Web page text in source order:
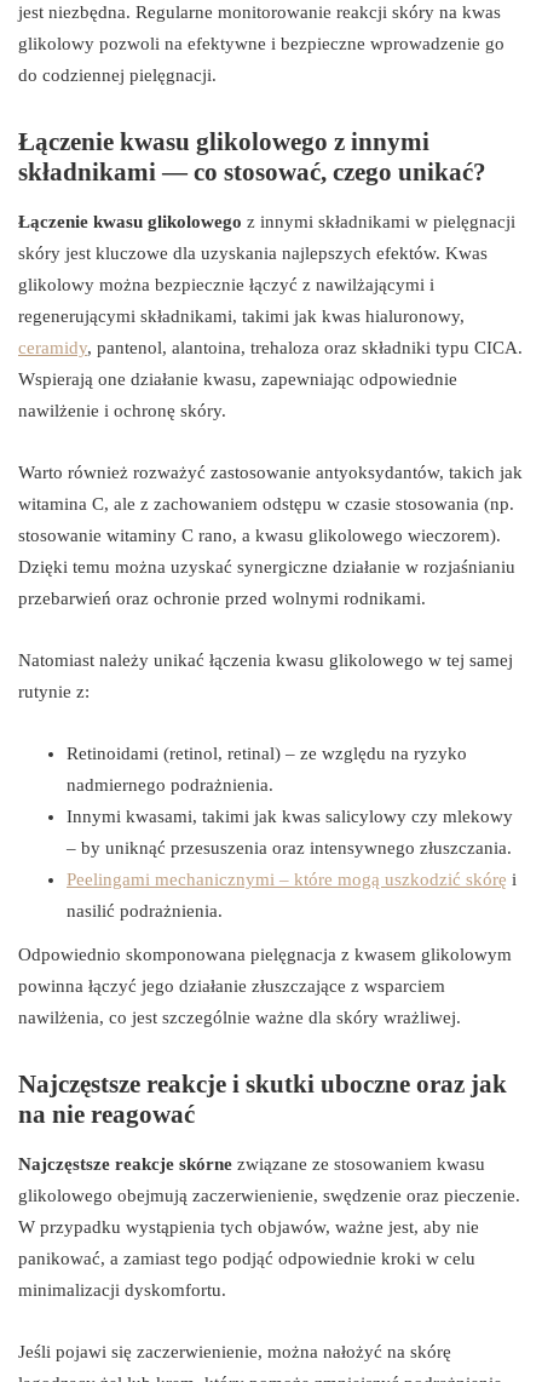
jest niezbędna. Regularne monitorowanie reakcji skóry na kwas
glikolowy pozwoli na efektywne i bezpieczne wprowadzenie go
do codziennej pielęgnacji.
Łączenie kwasu glikolowego z innymi
składnikami — co stosować, czego unikać?
Łączenie kwasu glikolowego z innymi składnikami w pielęgnacji
skóry jest kluczowe dla uzyskania najlepszych efektów. Kwas
glikolowy można bezpiecznie łączyć z nawilżającymi i
regenerującymi składnikami, takimi jak kwas hialuronowy,
ceramidy, pantenol, alantoina, trehaloza oraz składniki typu CICA.
Wspierają one działanie kwasu, zapewniając odpowiednie
nawilżenie i ochronę skóry.
Warto również rozważyć zastosowanie antyoksydantów, takich jak
witamina C, ale z zachowaniem odstępu w czasie stosowania (np.
stosowanie witaminy C rano, a kwasu glikolowego wieczorem).
Dzięki temu można uzyskać synergiczne działanie w rozjaśnianiu
przebarwień oraz ochronie przed wolnymi rodnikami.
Natomiast należy unikać łączenia kwasu glikolowego w tej samej
rutynie z:
Retinoidami (retinol, retinal) – ze względu na ryzyko
nadmiernego podrażnienia.
Innymi kwasami, takimi jak kwas salicylowy czy mlekowy
– by uniknąć przesuszenia oraz intensywnego złuszczania.
Peelingami mechanicznymi – które mogą uszkodzić skórę i
nasilić podrażnienia.
Odpowiednio skomponowana pielęgnacja z kwasem glikolowym
powinna łączyć jego działanie złuszczające z wsparciem
nawilżenia, co jest szczególnie ważne dla skóry wrażliwej.
Najczęstsze reakcje i skutki uboczne oraz jak
na nie reagować
Najczęstsze reakcje skórne związane ze stosowaniem kwasu
glikolowego obejmują zaczerwienienie, swędzenie oraz pieczenie.
W przypadku wystąpienia tych objawów, ważne jest, aby nie
panikować, a zamiast tego podjąć odpowiednie kroki w celu
minimalizacji dyskomfortu.
Jeśli pojawi się zaczerwienienie, można nałożyć na skórę